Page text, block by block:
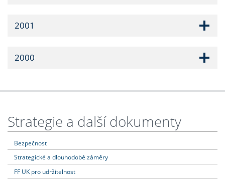
2001
2000
Strategie a další dokumenty
Bezpečnost
Strategické a dlouhodobé záměry
FF UK pro udržitelnost